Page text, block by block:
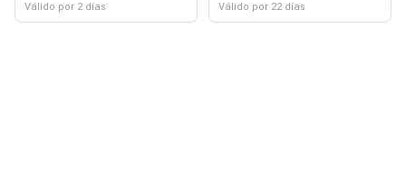
Válido por 2 días Válido por 22 días